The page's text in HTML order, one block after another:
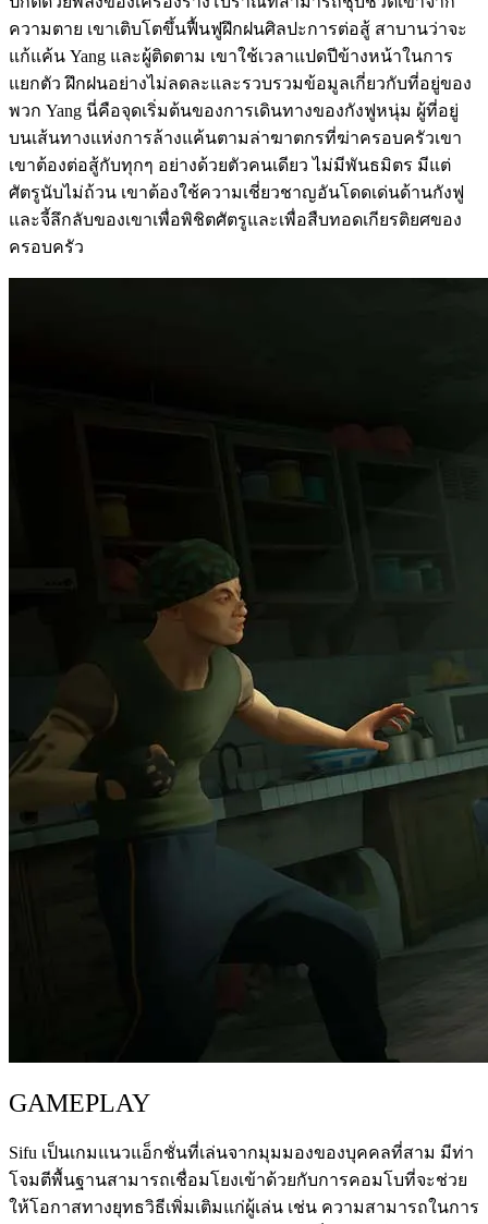
ความตาย เขาเติบโตขึ้นฟื้นฟูฝึกฝนศิลปะการต่อสู้ สาบานว่าจะ
แก้แค้น Yang และผู้ติดตาม เขาใช้เวลาแปดปีข้างหน้าในการ
แยกตัว ฝึกฝนอย่างไม่ลดละและรวบรวมข้อมูลเกี่ยวกับที่อยู่ของ
พวก Yang นี่คือจุดเริ่มต้นของการเดินทางของกังฟูหนุ่ม ผู้ที่อยู่
บนเส้นทางแห่งการล้างแค้นตามล่าฆาตกรที่ฆ่าครอบครัวเขา
เขาต้องต่อสู้กับทุกๆ อย่างด้วยตัวคนเดียว ไม่มีพันธมิตร มีแต่
ศัตรูนับไม่ถ้วน เขาต้องใช้ความเชี่ยวชาญอันโดดเด่นด้านกังฟู
และจี้ลึกลับของเขาเพื่อพิชิตศัตรูและเพื่อสืบทอดเกียรติยศของ
ครอบครัว
GAMEPLAY
Sifu เป็นเกมแนวแอ็กชั่นที่เล่นจากมุมมองของบุคคลที่สาม มีท่า
โจมตีพื้นฐานสามารถเชื่อมโยงเข้าด้วยกับการคอมโบที่จะช่วย
ให้โอกาสทางยุทธวิธีเพิ่มเติมแก่ผู้เล่น เช่น ความสามารถในการ